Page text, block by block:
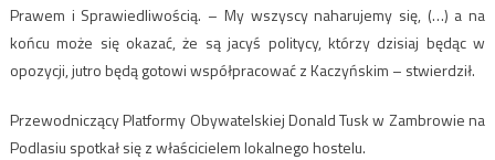
Prawem i Sprawiedliwością. – My wszyscy naharujemy się, (…) a na
końcu może się okazać, że są jacyś politycy, którzy dzisiaj będąc w
opozycji, jutro będą gotowi współpracować z Kaczyńskim – stwierdził.
Przewodniczący Platformy Obywatelskiej Donald Tusk w Zambrowie na
Podlasiu spotkał się z właścicielem lokalnego hostelu.